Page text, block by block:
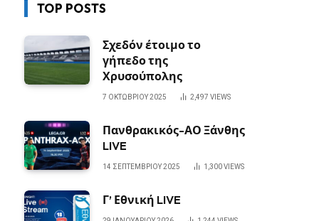
TOP POSTS
Σχεδόν έτοιμο το
γήπεδο της
Χρυσούπολης
7 ΟΚΤΩΒΡΊΟΥ 2025 2,497 VIEWS
Πανθρακικός-ΑΟ Ξάνθης
LIVE
14 ΣΕΠΤΕΜΒΡΊΟΥ 2025 1,300VIEWS
Γ’ Εθνική LIVE